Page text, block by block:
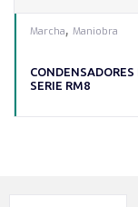
Marcha, Maniobra
SERIE RM8